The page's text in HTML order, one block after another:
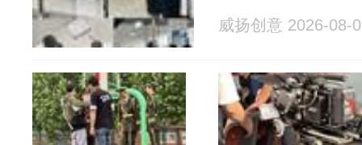
威扬创意 2026-08-